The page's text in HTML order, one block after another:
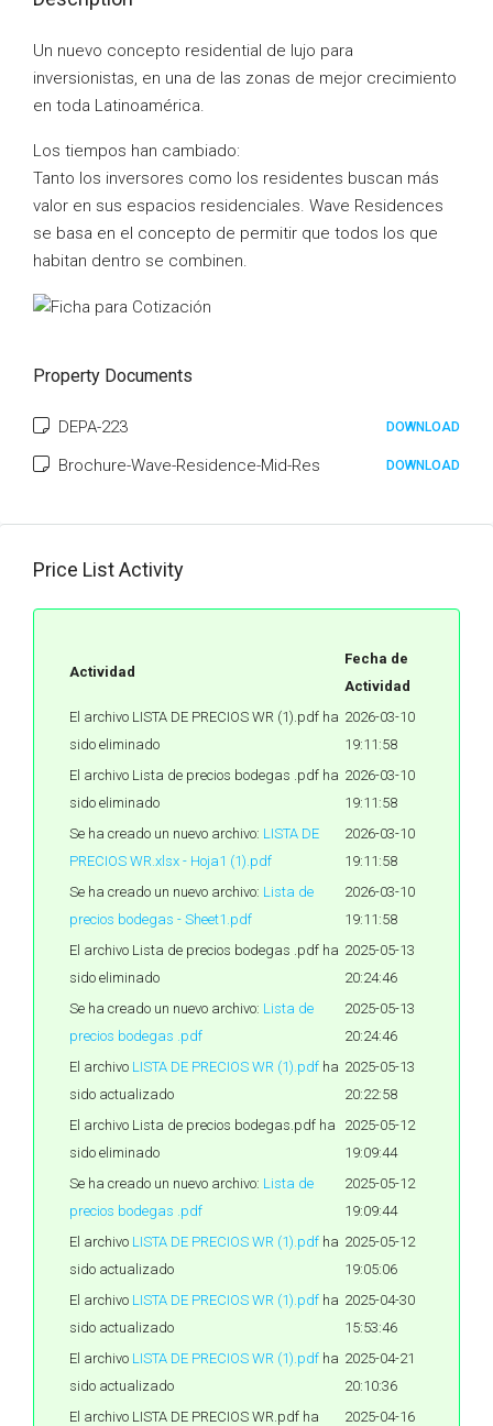
Un nuevo concepto residential de lujo para
inversionistas, en una de las zonas de mejor crecimiento
en toda Latinoamérica.
Los tiempos han cambiado:
Tanto los inversores como los residentes buscan más
valor en sus espacios residenciales. Wave Residences
se basa en el concepto de permitir que todos los que
habitan dentro se combinen.
Property Documents
DEPA-223 DOWNLOAD
Brochure-Wave-Residence-Mid-Res DOWNLOAD
Price List Activity
Actividad
Fecha de
Actividad
El archivo LISTA DE PRECIOS WR (1).pdf ha
sido eliminado
2026-03-10
19:11:58
El archivo Lista de precios bodegas .pdf ha
sido eliminado
2026-03-10
19:11:58
Se ha creado un nuevo archivo: LISTA DE
PRECIOS WR.xlsx - Hoja1 (1).pdf
2026-03-10
19:11:58
Se ha creado un nuevo archivo: Lista de
precios bodegas - Sheet1.pdf
2026-03-10
19:11:58
El archivo Lista de precios bodegas .pdf ha
sido eliminado
2025-05-13
20:24:46
Se ha creado un nuevo archivo: Lista de
precios bodegas .pdf
2025-05-13
20:24:46
El archivo LISTA DE PRECIOS WR (1).pdf ha
sido actualizado
2025-05-13
20:22:58
El archivo Lista de precios bodegas.pdf ha
sido eliminado
2025-05-12
19:09:44
Se ha creado un nuevo archivo: Lista de
precios bodegas .pdf
2025-05-12
19:09:44
El archivo LISTA DE PRECIOS WR (1).pdf ha
sido actualizado
2025-05-12
19:05:06
El archivo LISTA DE PRECIOS WR (1).pdf ha
sido actualizado
2025-04-30
15:53:46
El archivo LISTA DE PRECIOS WR (1).pdf ha
sido actualizado
2025-04-21
20:10:36
El archivo LISTA DE PRECIOS WR.pdf ha
2025-04-16